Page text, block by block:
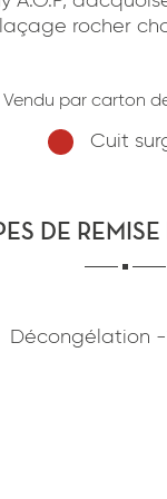
RAPPELEZ-MOI
rocher
Vendu par carton
Cuit
DE
Décongélation -